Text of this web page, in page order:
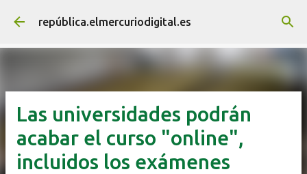
Ir al contenido principal
república.elmercuriodigital.es
Las universidades podrán
acabar el curso "online",
incluidos los exámenes